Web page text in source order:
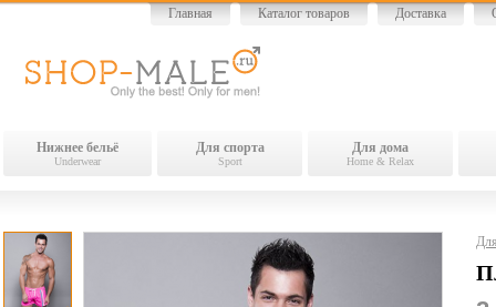
Главная Каталог товаров Доставка
Нижнее бельё
Underwear
Для спорта
Sport
Для дома
Home & Relax